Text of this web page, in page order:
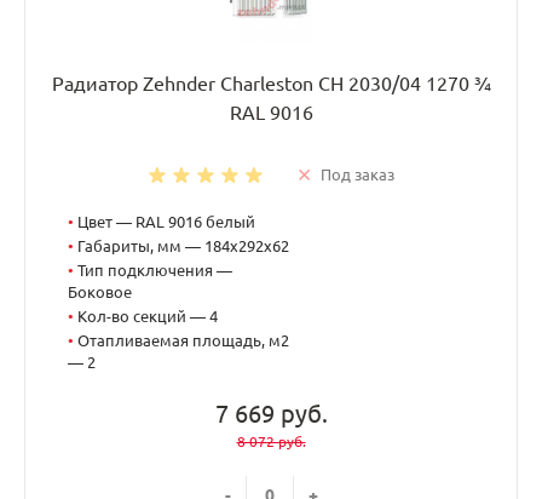
Радиатор Zehnder Charleston CH 2030/04 1270 ¾
RAL 9016
Под заказ
• Цвет — RAL 9016 белый
• Габариты, мм — 184x292x62
• Тип подключения —
Боковое
• Кол-во секций — 4
• Отапливаемая площадь, м2
— 2
7 669 руб.
8 072 руб.
- +